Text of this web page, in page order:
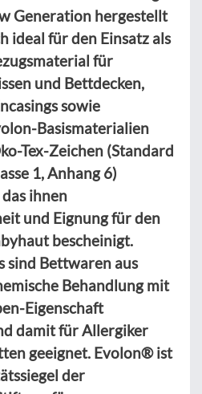
Generation hergestellt
ideal für den Einsatz als
für
und Bettdecken,
sowie
Basismaterialien
Tex-Zeichen (Standard
1, Anhang 6)
ihnen
und Eignung für den
bescheinigt.
sind Bettwaren aus
Behandlung mit
Eigenschaft
damit für Allergiker
geeignet. Evolon® ist
der